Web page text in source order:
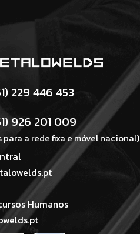
229 446 453
926 201 009
para a rede fixa e móvel nacional)
Humanos